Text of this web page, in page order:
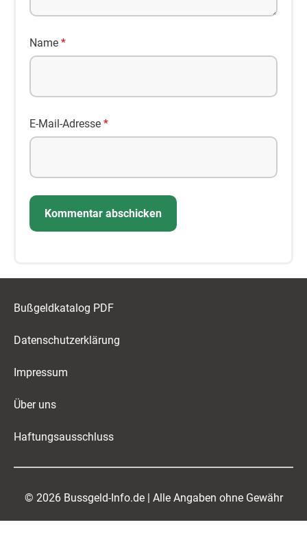
Name *
E-Mail-Adresse *
Bußgeldkatalog PDF
Datenschutzerklärung
Impressum
Über uns
Haftungsausschluss
© 2026 Bussgeld-Info.de | Alle Angaben ohne Gewähr